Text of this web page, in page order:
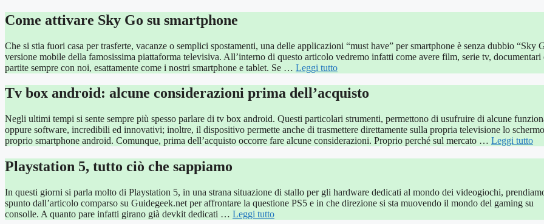
Come attivare Sky Go su smartphone
Che si stia fuori casa per trasferte, vacanze o semplici spostamenti, una delle applicazioni “must have” per smartphone è senza dubbio “Sky
versione mobile della famosissima piattaforma televisiva. All’interno di questo articolo vedremo infatti come avere film, serie tv, documentari
partite sempre con noi, esattamente come i nostri smartphone e tablet. Se … Leggi tutto
Tv box android: alcune considerazioni prima dell’acquisto
Negli ultimi tempi si sente sempre più spesso parlare di tv box android. Questi particolari strumenti, permettono di usufruire di alcune
oppure software, incredibili ed innovativi; inoltre, il dispositivo permette anche di trasmettere direttamente sulla propria televisione lo
proprio smartphone android. Comunque, prima dell’acquisto occorre fare alcune considerazioni. Proprio perché sul mercato … Leggi tutto
Playstation 5, tutto ciò che sappiamo
In questi giorni si parla molto di Playstation 5, in una strana situazione di stallo per gli hardware dedicati al mondo dei videogiochi,
spunto dall’articolo comparso su Guidegeek.net per affrontare la questione PS5 e in che direzione si sta muovendo il mondo del gaming su
consolle. A quanto pare infatti girano già devkit dedicati … Leggi tutto